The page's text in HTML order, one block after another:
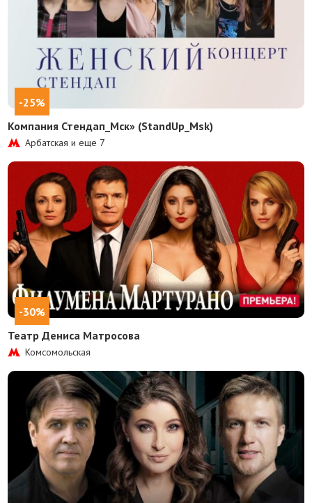
-25%
Компания Стендап_Мск» (StandUp_Msk)
Арбатская и еще 7
-30%
Театр Дениса Матросова
Комсомольская